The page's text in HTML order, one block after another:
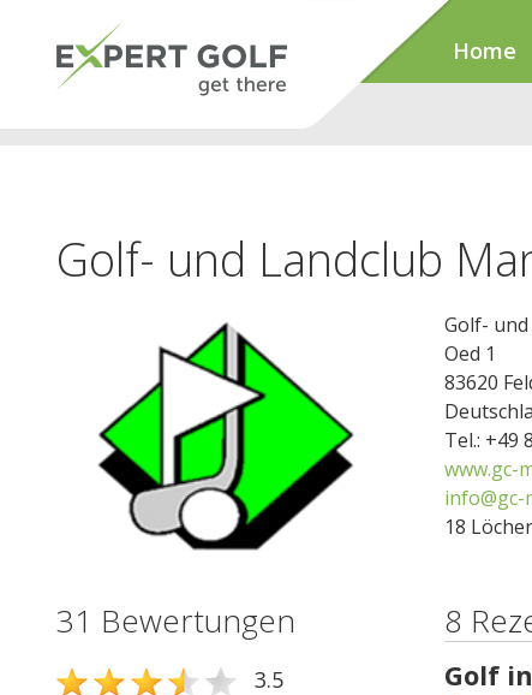
Home
Golf- und Landclub
Golf-
Oed 1
83620
Tel.: +49
www.gc-
18 Löcher
31 Bewertungen
3.5
8
Golf